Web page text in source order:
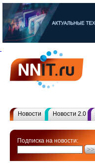
Новости Новости 2.0
Подписка на новости: